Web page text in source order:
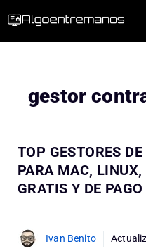
gestor
TOP GESTORES
PARA MAC,
GRATIS Y DE PAGO
Ivan Benito